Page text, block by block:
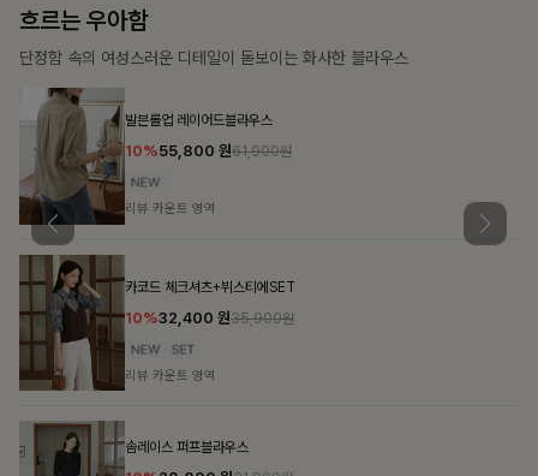
가벼운 계절감
탄탄한 소재와 깔끔한 핏, 매일 손이 가는 데일리 티셔츠
톡애플 배색티셔츠
10%15,900 원17,600원
리뷰 카운트 영역
17,900